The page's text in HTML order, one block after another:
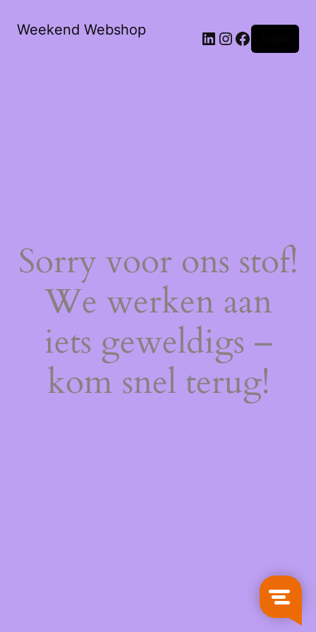
Weekend Webshop LinkedIn
Instagram
Facebook
Sorry voor ons stof!
We werken aan
iets geweldigs –
kom snel terug!